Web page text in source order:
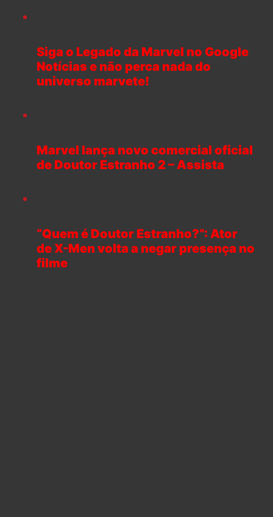
Siga o Legado da Marvel no Google
Notícias e não perca nada do
universo marvete!
Marvel lança novo comercial oficial
de Doutor Estranho 2 – Assista
“Quem é Doutor Estranho?”: Ator
de X-Men volta a negar presença no
filme